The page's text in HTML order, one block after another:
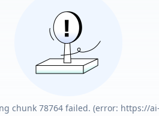
chunk 78764 failed. (error: https://ai-